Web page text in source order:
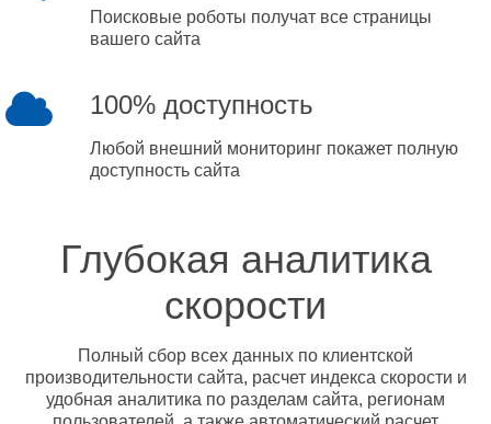
Поисковые роботы получат все страницы
вашего сайта
100% доступность
Любой внешний мониторинг покажет полную
доступность сайта
Глубокая аналитика
скорости
Полный сбор всех данных по клиентской
производительности сайта, расчет индекса скорости и
удобная аналитика по разделам сайта, регионам